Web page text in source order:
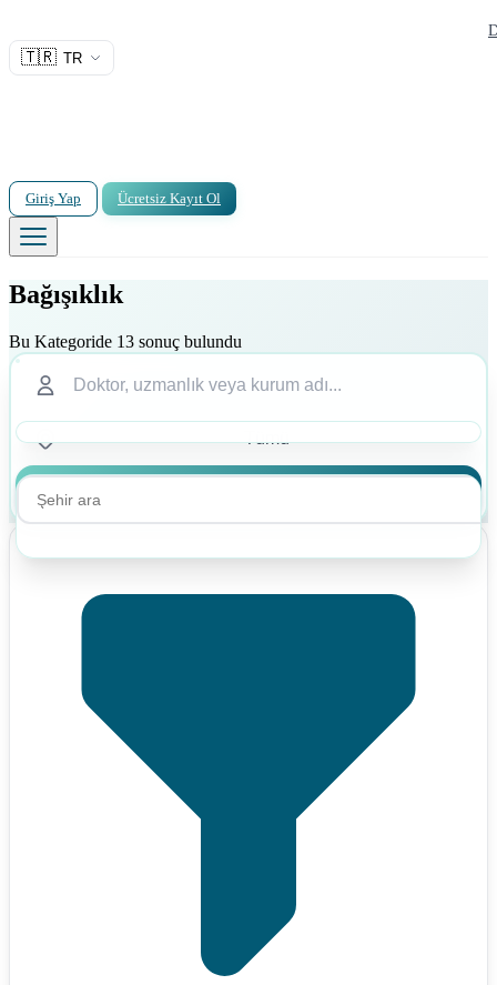
🇹🇷 TR
Giriş Yap Ücretsiz Kayıt Ol
Bağışıklık
Bu Kategoride 13 sonuç bulundu